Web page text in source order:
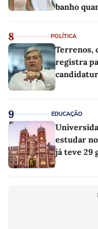
banho
8 POLÍTICA
Terrenos,
registra
9 EDUCAÇÃO
estudar
já teve 29